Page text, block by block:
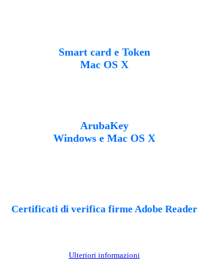
Smart card e Token
Mac OS X
ArubaKey
Windows e Mac OS X
Certificati di verifica firme Adobe Reader
Ulteriori informazioni